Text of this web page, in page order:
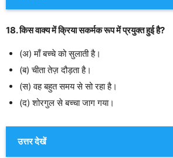
18. किस वाक्य में क्रिया सकर्मक रूप में प्रयुक्त हुई है?
(अ) माँ बच्चे को सुलाती है।
(ब) चीता तेज़ दौड़ता है।
(स) वह बहुत समय से सो रहा है।
(द) शोरगुल से बच्चा जाग गया।
उत्तर देखें